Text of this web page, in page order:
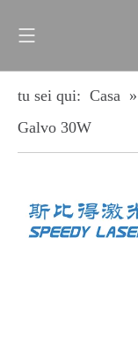
tu sei qui: Casa »
Galvo 30W